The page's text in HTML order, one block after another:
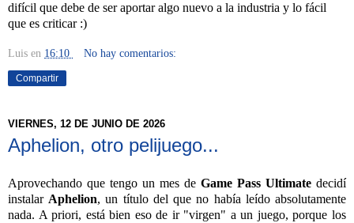
difícil que debe de ser aportar algo nuevo a la industria y lo fácil
que es criticar :)
Luis en 16:10 No hay comentarios:
Compartir
VIERNES, 12 DE JUNIO DE 2026
Aphelion, otro pelijuego...
Aprovechando que tengo un mes de Game Pass Ultimate decidí
instalar Aphelion, un título del que no había leído absolutamente
nada. A priori, está bien eso de ir "virgen" a un juego, porque los